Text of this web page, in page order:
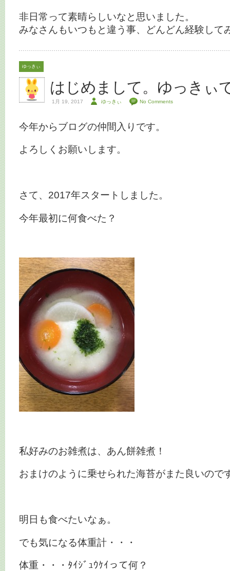
非日常って素晴らしいなと思いました。
みなさんもいつもと違う事、どんどん経験して
ゆっきぃ
はじめまして。ゆっきぃ
1月 19, 2017 ゆっきぃ No Comments
今年からブログの仲間入りです。
よろしくお願いします。
さて、2017年スタートしました。
今年最初に何食べた？
私好みのお雑煮は、あん餅雑煮！
おまけのように乗せられた海苔がまた良いので
明日も食べたいなぁ。
でも気になる体重計・・・
体重・・・ﾀｲｼﾞｭｳｹｲって何？